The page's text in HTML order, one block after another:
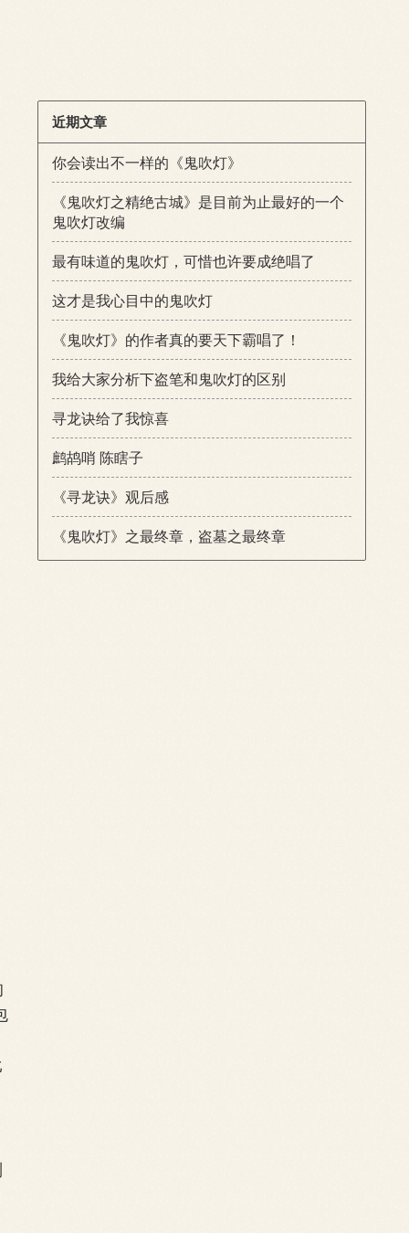
近期文章
你会读出不一样的《鬼吹灯》
《鬼吹灯之精绝古城》是目前为止最好的一个
鬼吹灯改编
最有味道的鬼吹灯，可惜也许要成绝唱了
这才是我心目中的鬼吹灯
《鬼吹灯》的作者真的要天下霸唱了！
我给大家分析下盗笔和鬼吹灯的区别
寻龙诀给了我惊喜
鹧鸪哨 陈瞎子
《寻龙诀》观后感
《鬼吹灯》之最终章，盗墓之最终章